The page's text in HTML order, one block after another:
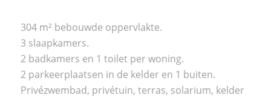
304 m² bebouwde oppervlakte.
3 slaapkamers.
2 badkamers en 1 toilet per woning.
2 parkeerplaatsen in de kelder en 1 buiten.
Privézwembad, privétuin, terras, solarium, kelder